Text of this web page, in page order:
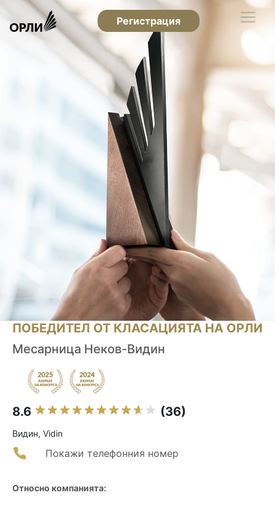
Регистрация
ПОБЕДИТЕЛ ОТ КЛАСАЦИЯТА НА ОРЛИ
Месарница Неков-Видин
8.6 (36)
Видин, Vidin
Покажи телефонния номер
Относно компанията: